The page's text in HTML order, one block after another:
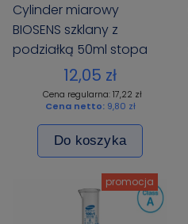
Cylinder miarowy
BIOSENS szklany z
podziałką 50ml stopa
szklana sześciokątna
12,05 zł
Cena regularna: 17,22 zł
Cena netto: 9,80 zł
Do koszyka
promocja